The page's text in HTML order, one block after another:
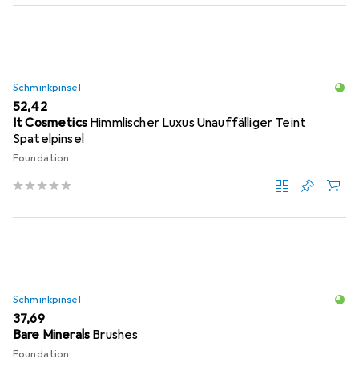
Schminkpinsel
EUR
52,42
It Cosmetics Himmlischer Luxus Unauffälliger Teint
Spatelpinsel
Foundation
Schminkpinsel
EUR
37,69
Bare Minerals Brushes
Foundation